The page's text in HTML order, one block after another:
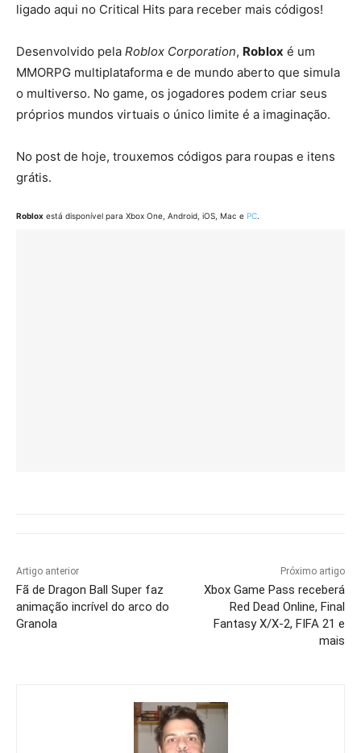
ligado aqui no Critical Hits para receber mais códigos!
Desenvolvido pela Roblox Corporation, Roblox é um
MMORPG multiplataforma e de mundo aberto que simula
o multiverso. No game, os jogadores podem criar seus
próprios mundos virtuais o único limite é a imaginação.
No post de hoje, trouxemos códigos para roupas e itens
grátis.
Roblox está disponível para Xbox One, Android, iOS, Mac e PC.
Artigo anterior
Fã de Dragon Ball Super faz
animação incrível do arco do
Granola
Próximo artigo
Xbox Game Pass receberá
Red Dead Online, Final
Fantasy X/X-2, FIFA 21 e
mais